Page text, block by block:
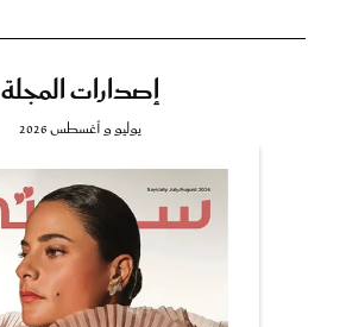
إصدارات المجلة
يوليو و أغسطس 2026